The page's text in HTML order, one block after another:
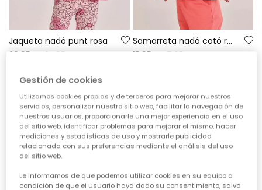
Jaqueta nadó punt rosa
29,95 €
14,95 €
Samarreta nadó cotó ratlles
15,95 €
7,95 €
Gestión de cookies
Utilizamos cookies propias y de terceros para mejorar nuestros
servicios, personalizar nuestro sitio web, facilitar la navegación de
nuestros usuarios, proporcionarle una mejor experiencia en el uso
del sitio web, identificar problemas para mejorar el mismo, hacer
mediciones y estadísticas de uso y mostrarle publicidad
relacionada con sus preferencias mediante el análisis del uso
del sitio web.
Le informamos de que podemos utilizar cookies en su equipo a
condición de que el usuario haya dado su consentimiento, salvo